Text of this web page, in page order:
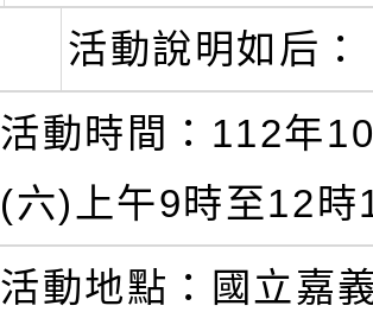
活動說明如后：
活動時間：112年
(六)上午9時至12時
活動地點：國立嘉